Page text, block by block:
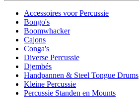
Accessoires voor Percussie
Bongo's
Boomwhacker
Cajons
Conga's
Diverse Percussie
Djembés
Handpannen & Steel Tongue Drums
Kleine Percussie
Percussie Standen en Mounts